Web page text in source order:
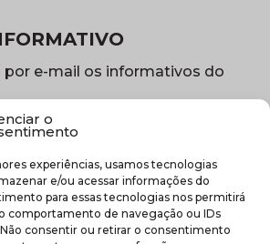
o
experiências, usamos tecnologias
e/ou acessar informações do
para essas tecnologias nos permitirá
comportamento de navegação ou IDs
consentir ou retirar o consentimento
por e-mail os informativos do